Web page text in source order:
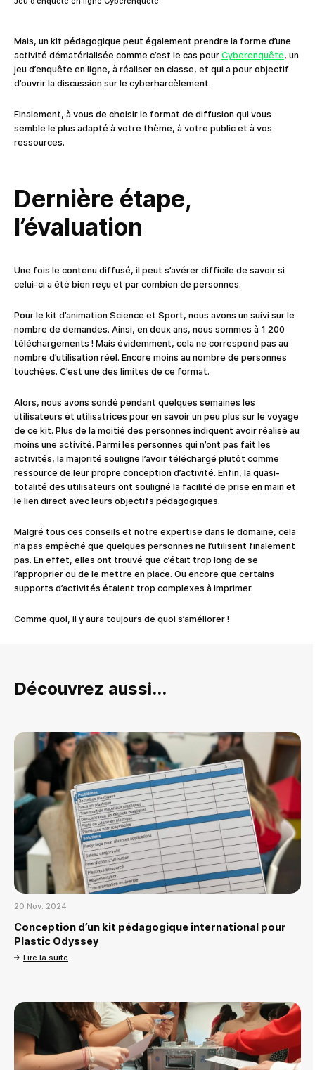
Mais, un kit pédagogique peut également prendre la forme d’une
activité dématérialisée comme c’est le cas pour Cyberenquête, un
jeu d’enquête en ligne, à réaliser en classe, et qui a pour objectif
d’ouvrir la discussion sur le cyberharcèlement.
Finalement, à vous de choisir le format de diffusion qui vous
semble le plus adapté à votre thème, à votre public et à vos
ressources.
Dernière étape,
l’évaluation
Une fois le contenu diffusé, il peut s’avérer difficile de savoir si
celui-ci a été bien reçu et par combien de personnes.
Pour le kit d’animation Science et Sport, nous avons un suivi sur le
nombre de demandes. Ainsi, en deux ans, nous sommes à 1 200
téléchargements ! Mais évidemment, cela ne correspond pas au
nombre d’utilisation réel. Encore moins au nombre de personnes
touchées. C’est une des limites de ce format.
Alors, nous avons sondé pendant quelques semaines les
utilisateurs et utilisatrices pour en savoir un peu plus sur le voyage
de ce kit. Plus de la moitié des personnes indiquent avoir réalisé au
moins une activité. Parmi les personnes qui n’ont pas fait les
activités, la majorité souligne l’avoir téléchargé plutôt comme
ressource de leur propre conception d’activité. Enfin, la quasi-
totalité des utilisateurs ont souligné la facilité de prise en main et
le lien direct avec leurs objectifs pédagogiques.
Malgré tous ces conseils et notre expertise dans le domaine, cela
n’a pas empêché que quelques personnes ne l’utilisent finalement
pas. En effet, elles ont trouvé que c’était trop long de se
l’approprier ou de le mettre en place. Ou encore que certains
supports d’activités étaient trop complexes à imprimer.
Comme quoi, il y aura toujours de quoi s’améliorer !
Découvrez aussi...
20 Nov. 2024
Conception d’un kit pédagogique international pour
Plastic Odyssey
Lire la suite